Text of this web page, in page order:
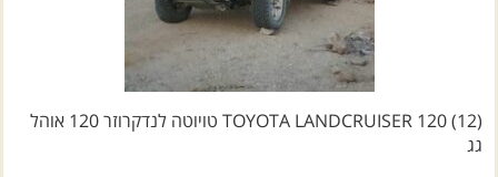
TOYOTA LANDCRUISER 120 (12) טויוטה לנדקרוזר 120 אוהל
גג